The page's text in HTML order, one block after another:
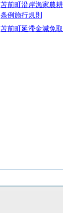
苫前町沿岸漁家農
条例施行規則
苫前町延滞金減免